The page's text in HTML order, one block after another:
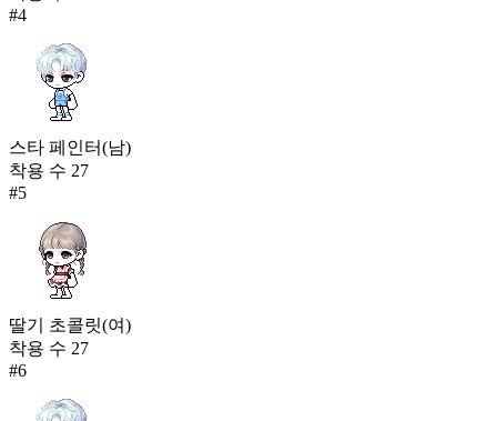
#4
스타 페인터(남)
착용 수 27
#5
딸기 초콜릿(여)
착용 수 27
#6